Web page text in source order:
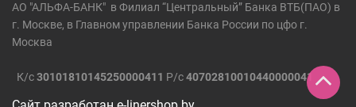
АО "АЛЬФА-БАНК" в Филиал “Центральный” Банка ВТБ(ПАО) в
г. Москве, в Главном управлении Банка России по цфо г.
Москва
К/с30101810145250000411 Р/с40702810010440000041